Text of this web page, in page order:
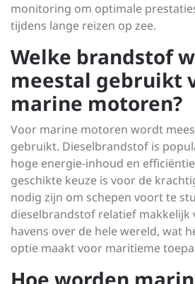
monitoring om optimale
tijdens lange reizen op zee.
Welke brandstof
meestal gebruikt
marine motoren?
Voor marine motoren wordt
gebruikt. Dieselbrandstof is
hoge energie-inhoud en
geschikte keuze is voor de
nodig zijn om schepen voort te
dieselbrandstof relatief makkelijk
havens over de hele wereld, wat
optie maakt voor maritieme